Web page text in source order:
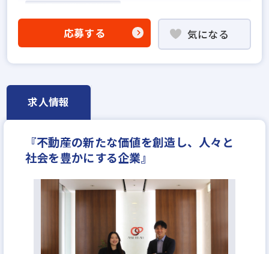
高級賃貸仲介営業の経験者歓迎
固定給25万円以上
年齢不問
転勤なし
残業少ない 土日休みあり
完全週休2日
年間休日120日以上
月平均残業20時間以内
応募する 気になる
求人情報
『不動産の新たな価値を創造し、人々と
社会を豊かにする企業』